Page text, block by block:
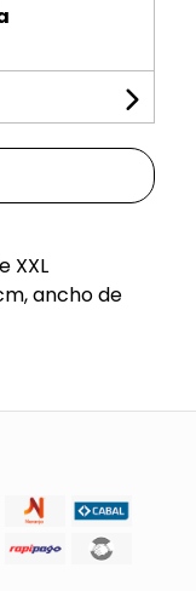
XXL
ancho de